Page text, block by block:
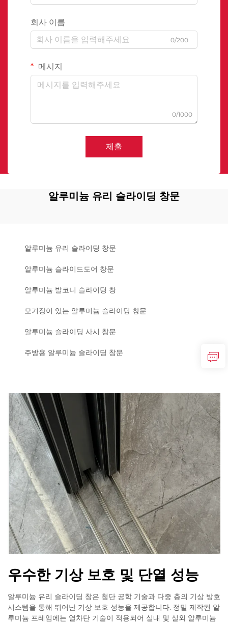
회사 이름
0/200
메시지
0/1000
제출
알루미늄 유리 슬라이딩 창문
알루미늄 유리 슬라이딩 창문
알루미늄 슬라이드도어 창문
알루미늄 발코니 슬라이딩 창
모기장이 있는 알루미늄 슬라이딩 창문
알루미늄 슬라이딩 사시 창문
주방용 알루미늄 슬라이딩 창문
우수한 기상 보호 및 단열 성능
알루미늄 유리 슬라이딩 창은 첨단 공학 기술과 다중 층의 기상 방호
시스템을 통해 뛰어난 기상 보호 성능을 제공합니다. 정밀 제작된 알
루미늄 프레임에는 열차단 기술이 적용되어 실내 및 실외 알루미늄